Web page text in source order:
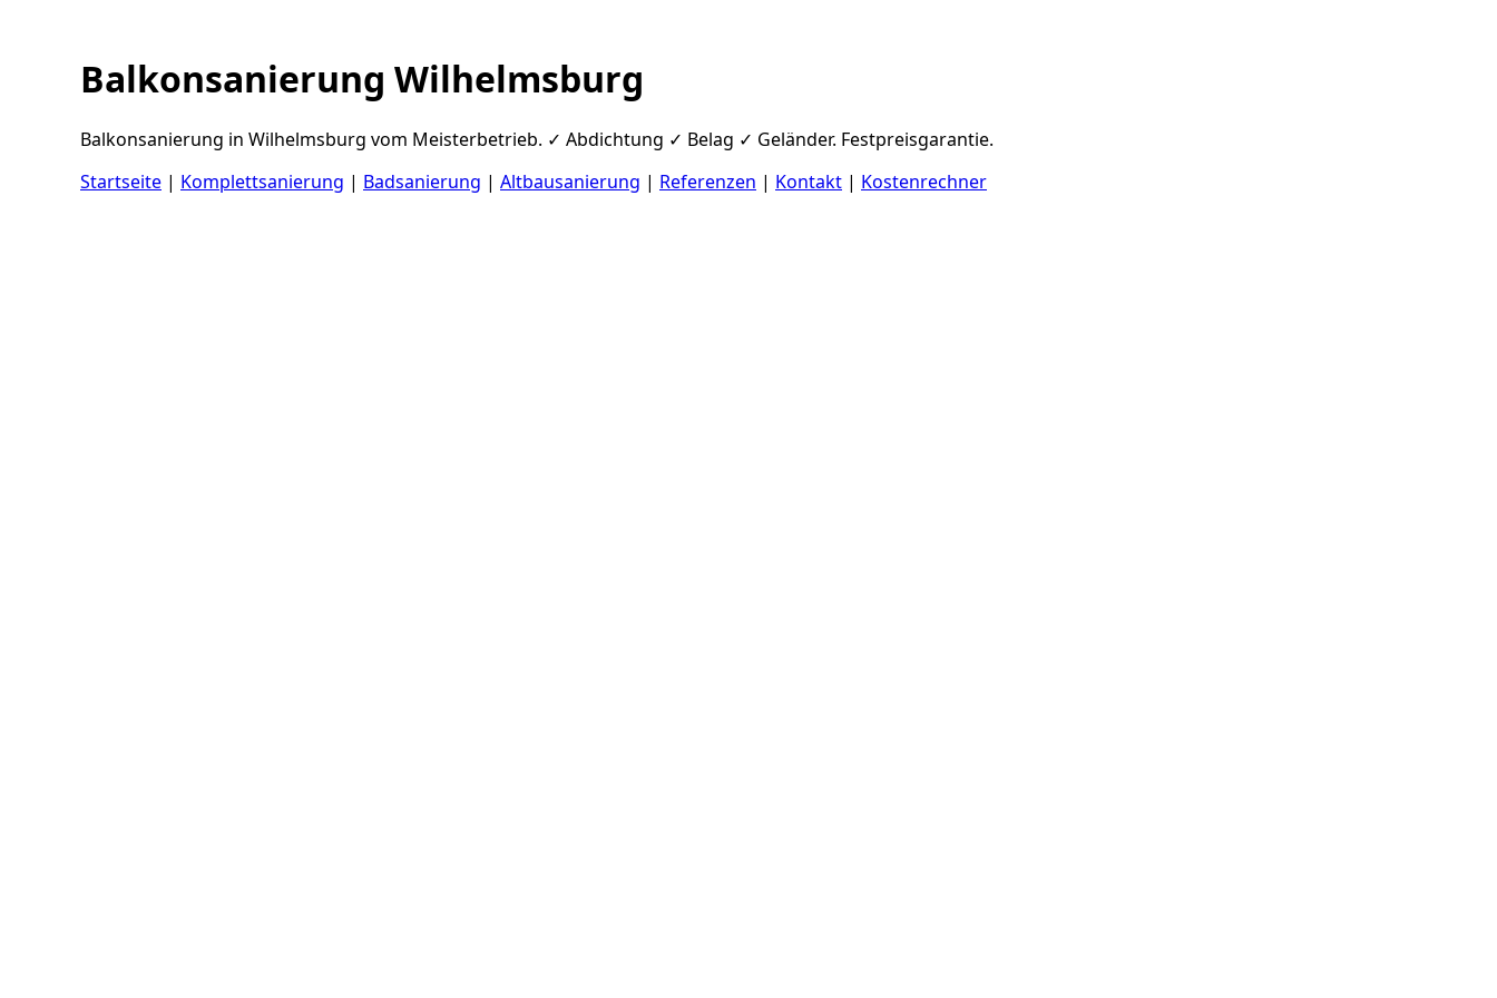
Balkonsanierung Wilhelmsburg
Balkonsanierung in Wilhelmsburg vom Meisterbetrieb. ✓ Abdichtung ✓ Belag ✓ Geländer. Festpreisgarantie.
Startseite | Komplettsanierung | Badsanierung | Altbausanierung | Referenzen | Kontakt | Kostenrechner